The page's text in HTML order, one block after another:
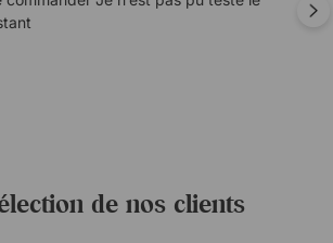
de nos clients